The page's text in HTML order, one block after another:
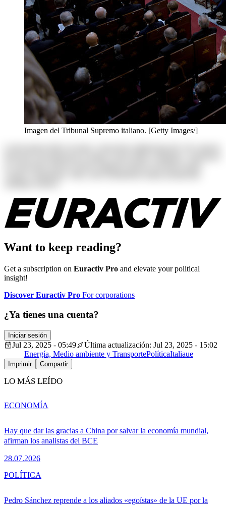
Imagen del Tribunal Supremo italiano. [Getty Images/]
Want to keep reading?
Get a subscription on Euractiv Pro and elevate your political
insight!
Discover Euractiv Pro For corporations
¿Ya tienes una cuenta?
Iniciar sesión
Jul 23, 2025 - 05:49
Última actualización: Jul 23, 2025 - 15:02
Energía, Medio ambiente y TransportePolíticaItaliaue
Imprimir Compartir
LO MÁS LEÍDO
Hay que dar las gracias a China por salvar la economía mundial,
afirman los analistas del BCE
28.07.2026
ECONOMÍA
Pedro Sánchez reprende a los aliados «egoístas» de la UE por la
POLÍTICA